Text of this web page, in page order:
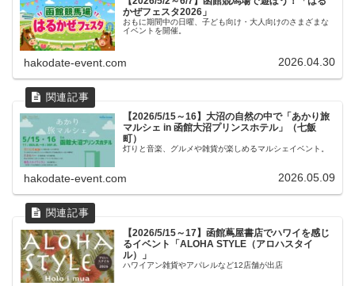
かぜフェスタ2026」
おもに期間中の日曜、子ども向け・大人向けのさまざまな
イベントを開催。
hakodate-event.com 2026.04.30
【2026/5/15～16】大沼の自然の中で「あかり旅
マルシェ in 函館大沼プリンスホテル」（七飯
町）
灯りと音楽、グルメや雑貨が楽しめるマルシェイベント。
hakodate-event.com 2026.05.09
【2026/5/15～17】函館蔦屋書店でハワイを感じ
るイベント「ALOHA STYLE（アロハスタイ
ル）」
ハワイアン雑貨やアパレルなど12店舗が出店